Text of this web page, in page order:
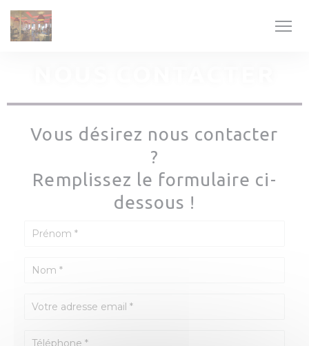
Vous désirez nous contacter
?
Remplissez le formulaire ci-
dessous !